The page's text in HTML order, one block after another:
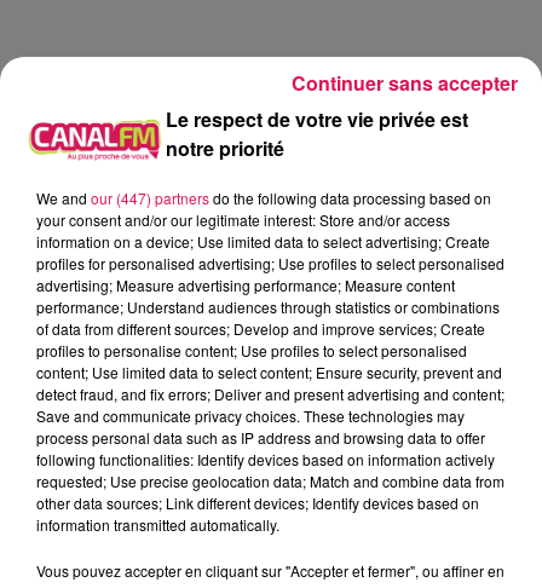
Canal fm
Geoffrey Deloux
La Ligne des Auditeurs
0:00 2 min 5 sec
19 mai 2025 - 2 min 5 sec
19.05.2025 - JEROME VOIT SES BUDGETS
FONDRE...
Le respect de votre vie privée est
notre priorité
We and our (447) partnersdo the following data processing based on
your consent and/or our legitimate interest: Store and/or access
information on a device; Use limited data to select advertising; Create
profiles for personalised advertising; Use profiles to select personalised
advertising; Measure advertising performance; Measure content
performance; Understand audiences through statistics or combinations
of data from different sources; Develop and improve services; Create
profiles to personalise content; Use profiles to select personalised
content; Use limited data to select content; Ensure security, prevent and
detect fraud, and fix errors; Deliver and present advertising and content;
Save and communicate privacy choices. These technologies may
process personal data such as IP address and browsing data to offer
following functionalities: Identify devices based on information actively
requested; Use precise geolocation data; Match and combine data from
other data sources; Link different devices; Identify devices based on
information transmitted automatically.
Vous pouvez accepter en cliquant sur "Accepter et fermer", ou affiner en
Continuer sans accepter